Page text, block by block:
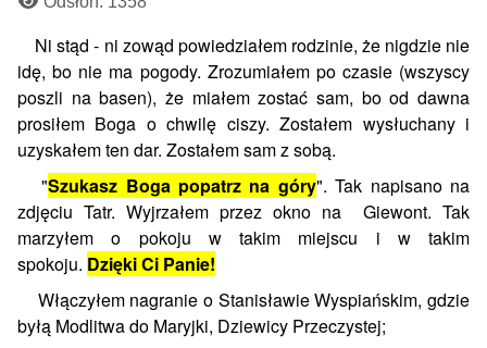
Ni stąd - ni zowąd powiedziałem rodzinie, że nigdzie nie
idę, bo nie ma pogody. Zrozumiałem po czasie (wszyscy
poszli na basen), że miałem zostać sam, bo od dawna
prosiłem Boga o chwilę ciszy. Zostałem wysłuchany i
uzyskałem ten dar. Zostałem sam z sobą.
"Szukasz Boga popatrz na góry". Tak napisano na
zdjęciu Tatr. Wyjrzałem przez okno na Giewont. Tak
marzyłem o pokoju w takim miejscu i w takim
spokoju. Dzięki Ci Panie!
Włączyłem nagranie o Stanisławie Wyspiańskim, gdzie
byłą Modlitwa do Maryjki, Dziewicy Przeczystej;